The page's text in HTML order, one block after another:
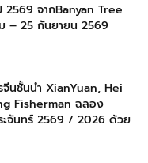
2569 จากBanyan Tree
– 25 กันยายน 2569
จีนชั้นนำ XianYuan, Hei
Fisherman ฉลอง
ะจันทร์ 2569 / 2026 ด้วย